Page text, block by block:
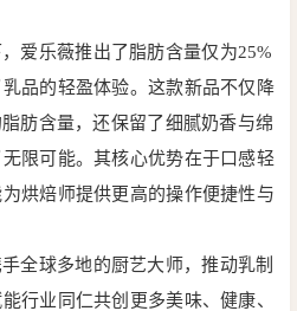
爱乐薇推出了脂肪含量仅为25%
品的轻盈体验。这款新品不仅降
肪含量，还保留了细腻奶香与绵
限可能。其核心优势在于口感轻
烘焙师提供更高的操作便捷性与
全球多地的厨艺大师，推动乳制
行业同仁共创更多美味、健康、